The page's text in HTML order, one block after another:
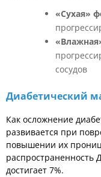
«Сухая»
сосудов
Диабетический
Как осложнение
развивается при
повышении их
распространенность
достигает 7%.